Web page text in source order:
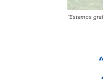
“Estamos